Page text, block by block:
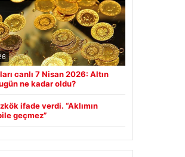
canlı 7 Nisan 2026: Altın
ne kadar oldu?
ifade verdi. “Aklımın
geçmez”